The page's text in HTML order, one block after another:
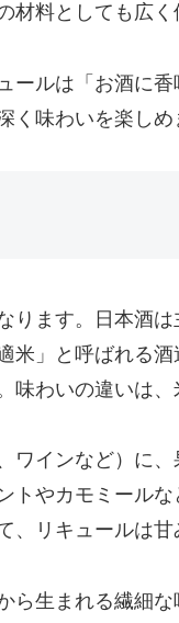
料としても広く
ールは「お酒に
く味わいを楽しめ
ります。日本酒
」と呼ばれる
わいの違いは
インなど）に
やカモミール
、リキュールは
ら生まれる繊細